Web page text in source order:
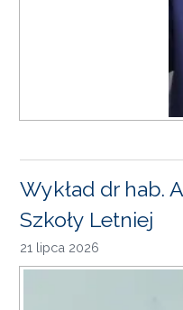
Wykład dr hab.
Szkoły Letniej
21 lipca 2026